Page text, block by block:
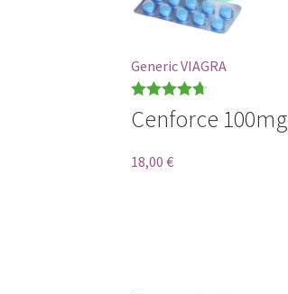
Generic VIAGRA
Bewertet
von 5
Cenforce 100mg
18,00€